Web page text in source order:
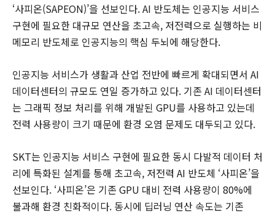
‘사피온(SAPEON)’을 선보인다. AI 반도체는 인공지능 서비스
구현에 필요한 대규모 연산을 초고속, 저전력으로 실행하는 비
메모리 반도체로 인공지능의 핵심 두뇌에 해당한다.
인공지능 서비스가 생활과 산업 전반에 빠르게 확대되면서 AI
데이터센터의 규모도 연일 증가하고 있다. 기존 AI 데이터센터
는 그래픽 정보 처리를 위해 개발된 GPU를 사용하고 있는데
전력 사용량이 크기 때문에 환경 오염 문제도 대두되고 있다.
SKT는 인공지능 서비스 구현에 필요한 동시 다발적 데이터 처
리에 특화된 설계를 통해 초고속, 저전력 AI 반도체 ‘사피온’을
선보인다. ‘사피온’은 기존 GPU 대비 전력 사용량이 80%에
불과해 환경 친화적이다. 동시에 딥러닝 연산 속도는 기존